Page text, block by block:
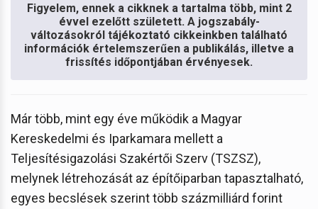
Figyelem, ennek a cikknek a tartalma több, mint 2
évvel ezelőtt született. A jogszabály-
változásokról tájékoztató cikkeinkben található
információk értelemszerűen a publikálás, illetve a
frissítés időpontjában érvényesek.
Már több, mint egy éve működik a Magyar
Kereskedelmi és Iparkamara mellett a
Teljesítésigazolási Szakértői Szerv (TSZSZ),
melynek létrehozását az építőiparban tapasztalható,
egyes becslések szerint több százmilliárd forint